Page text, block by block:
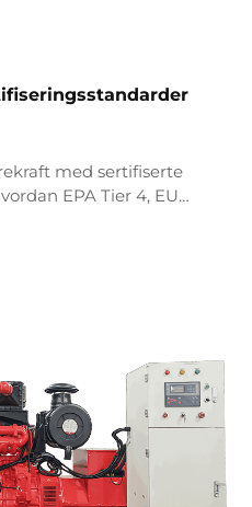
med sertifiserte
EPA Tier 4, EU